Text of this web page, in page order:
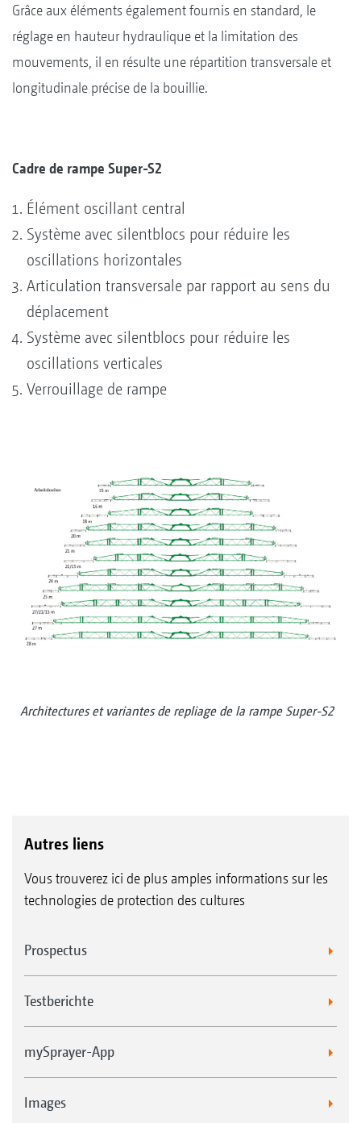
Grâce aux éléments également fournis en standard, le
réglage en hauteur hydraulique et la limitation des
mouvements, il en résulte une répartition transversale et
longitudinale précise de la bouillie.
Cadre de rampe Super-S2
Élément oscillant central
Système avec silentblocs pour réduire les
oscillations horizontales
Articulation transversale par rapport au sens du
déplacement
Système avec silentblocs pour réduire les
oscillations verticales
Verrouillage de rampe
Architectures et variantes de repliage de la rampe Super-S2
Autres liens
Vous trouverez ici de plus amples informations sur les
technologies de protection des cultures
Prospectus
Testberichte
mySprayer-App
Images